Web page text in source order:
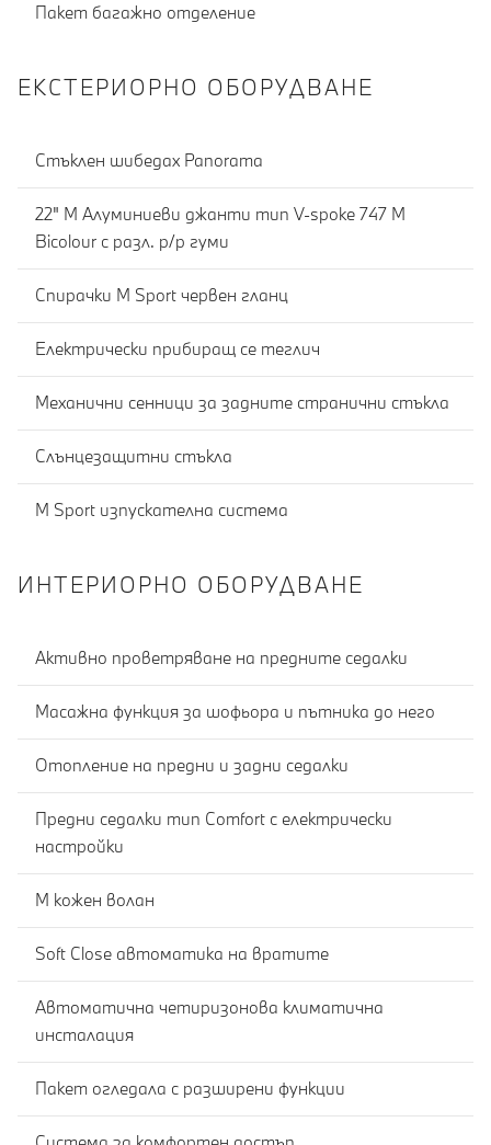
Пакет багажно отделение
ЕКСТЕРИОРНО ОБОРУДВАНЕ
Стъклен шибедах Panorama
22" M Алуминиеви джанти тип V-spoke 747 M
Bicolour с разл. р/р гуми
Спирачки M Sport червен гланц
Електрически прибиращ се теглич
Механични сенници за задните странични стъкла
Слънцезащитни стъкла
M Sport изпускателна система
ИНТЕРИОРНО ОБОРУДВАНЕ
Активно проветряване на предните седалки
Масажна функция за шофьора и пътника до него
Отопление на предни и задни седалки
Предни седалки тип Comfort с електрически
настройки
M кожен волан
Soft Close автоматика на вратите
Автоматична четиризонова климатична
инсталация
Пакет огледала с разширени функции